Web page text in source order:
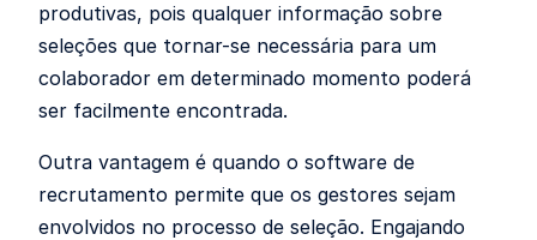
produtivas, pois qualquer informação sobre
seleções que tornar-se necessária para um
colaborador em determinado momento poderá
ser facilmente encontrada.
Outra vantagem é quando o software de
recrutamento permite que os gestores sejam
envolvidos no processo de seleção. Engajando